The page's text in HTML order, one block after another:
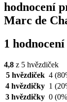
hodnocení
Marc de
1
4,8 z 5 hvězdiček
5 hvězdiček 4
4 hvězdičky 1
3 hvězdičky 0